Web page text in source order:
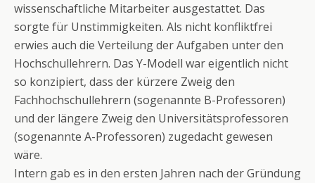
wissenschaftliche Mitarbeiter ausgestattet. Das
sorgte für Unstimmigkeiten. Als nicht konfliktfrei
erwies auch die Verteilung der Aufgaben unter den
Hochschullehrern. Das Y-Modell war eigentlich nicht
so konzipiert, dass der kürzere Zweig den
Fachhochschullehrern (sogenannte B-Professoren)
und der längere Zweig den Universitätsprofessoren
(sogenannte A-Professoren) zugedacht gewesen
wäre.
Intern gab es in den ersten Jahren nach der Gründung